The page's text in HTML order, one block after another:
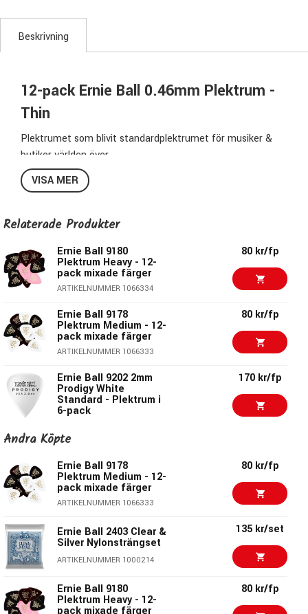
Beskrivning
12-pack Ernie Ball 0.46mm Plektrum -
Thin
Plektrumet som blivit standardplektrumet för musiker &
butiker världen över.
Säljs i pack med osorterade mixade färger.
Säljes i 12-pack.
Specifikation 9176:
Tjocklek:0,46 mm
Serie:Standard Series
Modell:Thin
Blandade
Material:Cellulose Acetate Nitrate
Färgerna på plektrumen i packet är ej valbara utan en
slumpad blandning av bl.a Rosa, Vit, Svart, Blå, Turkos mf.
Ernie Ball - Mer än bara strängar!
Ernie Ball är ju mest känd för sina fantastiska strängar,
tillverkar pedaler, plektrum, kablar, axelband & andra otroligt
användbara tillbehör som förenklar vardagen för en
gitarrist.
Allt är noga genomtänkt & av fantastiskt hög kvalité!
Ernie Ball - Revolutionerande
gitarrtillbehör!
Ernie Ball anses idag som en av dom största
VISA MER
Relaterade Produkter
Ernie Ball 9180
Plektrum Heavy - 12-
pack mixade färger
ARTIKELNUMMER 1066334
80 kr/fp
Ernie Ball 9178
Plektrum Medium - 12-
pack mixade färger
ARTIKELNUMMER 1066333
80 kr/fp
Ernie Ball 9202 2mm
Prodigy White
Standard - Plektrum i
6-pack
170 kr/fp
Prodigy White Mini -
Plektrum i 6-pack
ARTIKELNUMMER 1056618
Prodigy Black
Standard - Plektrum i
6-pack
ARTIKELNUMMER 1056614
Ernie Ball 9200 1.5mm
Prodigy Black Mini -
170 kr/fp
Andra Köpte
Ernie Ball 9178
Plektrum Medium - 12-
pack mixade färger
ARTIKELNUMMER 1066333
80 kr/fp
Ernie Ball 2403 Clear &
Silver Nylonsträngset
ARTIKELNUMMER 1000214
135 kr/set
Ernie Ball 9180
Plektrum Heavy - 12-
pack mixade färger
80 kr/fp